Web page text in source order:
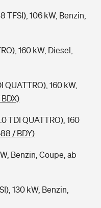
TFSI), 106 kW, Benzin,
160 kW, Diesel,
QUATTRO), 160 kW,
TDI QUATTRO), 160
/ BDY)
Benzin, Coupe, ab
130 kW, Benzin,